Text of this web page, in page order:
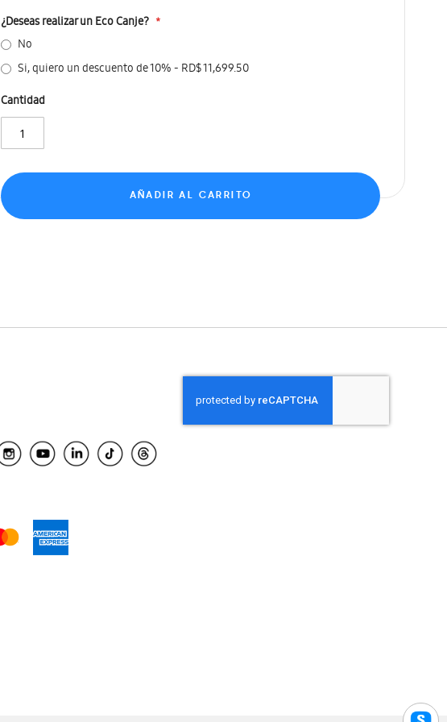
¿Deseas realizar un Eco Canje?
No
Si, quiero un descuento de 10%- RD$ 11,699.50
Cantidad
AÑADIR AL CARRITO